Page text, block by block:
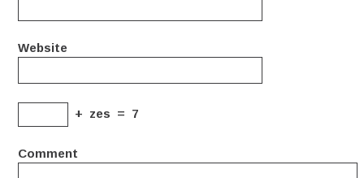
Website
+ zes = 7
Comment